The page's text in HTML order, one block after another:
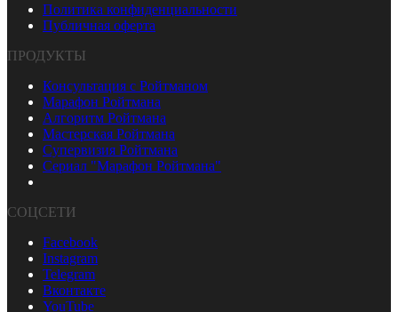
Политика конфиденциальности
Публичная оферта
ПРОДУКТЫ
Консультация с Ройтманом
Марафон Ройтмана
Алгоритм Ройтмана
Мастерская Ройтмана
Супервизия Ройтмана
Сериал "Марафон Ройтмана"
СОЦСЕТИ
Facebook
Instagram
Telegram
Вконтакте
YouTube